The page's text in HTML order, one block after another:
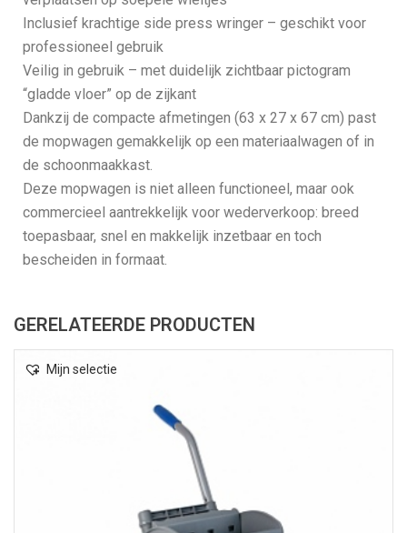
Inclusief krachtige side press wringer – geschikt voor
professioneel gebruik
Veilig in gebruik – met duidelijk zichtbaar pictogram
“gladde vloer” op de zijkant
Dankzij de compacte afmetingen (63 x 27 x 67 cm) past
de mopwagen gemakkelijk op een materiaalwagen of in
de schoonmaakkast.
Deze mopwagen is niet alleen functioneel, maar ook
commercieel aantrekkelijk voor wederverkoop: breed
toepasbaar, snel en makkelijk inzetbaar en toch
bescheiden in formaat.
GERELATEERDE PRODUCTEN
Mijn selectie